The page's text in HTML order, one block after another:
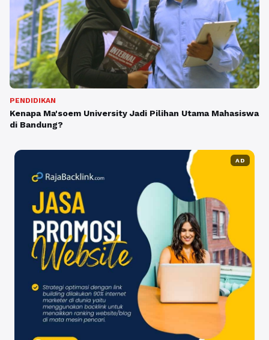
PENDIDIKAN
Kenapa Ma'soem University Jadi Pilihan Utama Mahasiswa
di Bandung?
AD